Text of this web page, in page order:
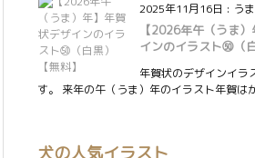
2025年11月16日 : う
【2026年午（うま
インのイラスト㊿（
年賀状のデザインイラ
す。 来年の午（うま）年のイラスト年賀は
犬の人気イラスト